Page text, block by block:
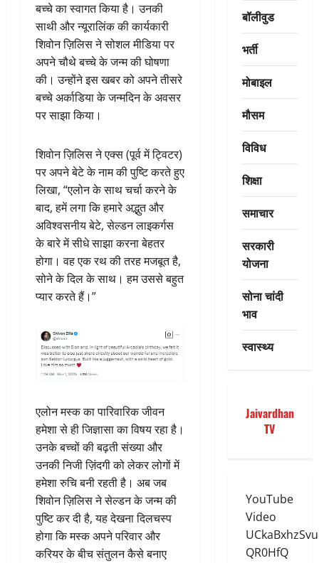
बच्चे का स्वागत किया है। उनकी
साथी और न्यूरालिंक की कार्यकारी
शिवोन ज़िलिस ने सोशल मीडिया पर
अपने चौथे बच्चे के जन्म की घोषणा
की। उन्होंने इस खबर को अपने तीसरे
बच्चे अर्काडिया के जन्मदिन के अवसर
पर साझा किया।
शिवोन ज़िलिस ने एक्स (पूर्व में ट्विटर)
पर अपने बेटे के नाम की पुष्टि करते हुए
लिखा, “एलोन के साथ चर्चा करने के
बाद, हमें लगा कि हमारे अद्भुत और
अविश्वसनीय बेटे, सेल्डन लाइकर्गस
के बारे में सीधे साझा करना बेहतर
होगा। वह एक रथ की तरह मजबूत है,
सोने के दिल के साथ। हम उससे बहुत
प्यार करते हैं।”
एलोन मस्क का पारिवारिक जीवन
हमेशा से ही जिज्ञासा का विषय रहा है।
उनके बच्चों की बढ़ती संख्या और
उनकी निजी ज़िंदगी को लेकर लोगों में
हमेशा रुचि बनी रहती है। अब जब
शिवोन ज़िलिस ने सेल्डन के जन्म की
पुष्टि कर दी है, यह देखना दिलचस्प
होगा कि मस्क अपने परिवार और
करियर के बीच संतुलन कैसे बनाए
बॉलीवुड
भर्ती
मोबाइल
मौसम
विविध
शिक्षा
समाचार
सरकारी
योजना
सोना चांदी
भाव
स्वास्थ्य
Jaivardhan
TV
YouTube
Video
QR0HfQ